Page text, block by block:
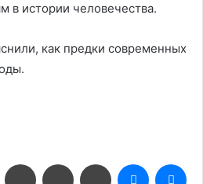
в истории человечества.
как предки современных
Pinterest Reddit ВконтактеОдноклассники
Messenger